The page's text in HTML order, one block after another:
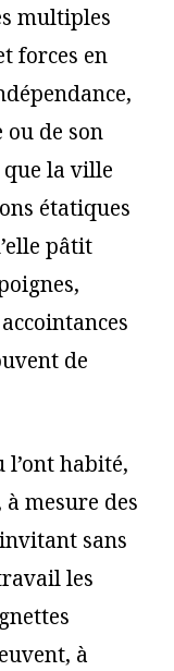
multiples
forces en
de son
la ville
étatiques
pâtit
de
l’ont habité,
mesure des
sans
les
à